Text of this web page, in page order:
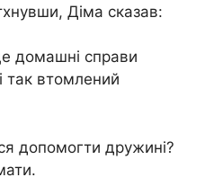
Діма сказав:
домашні справи
так втомлений
допомогти дружині?